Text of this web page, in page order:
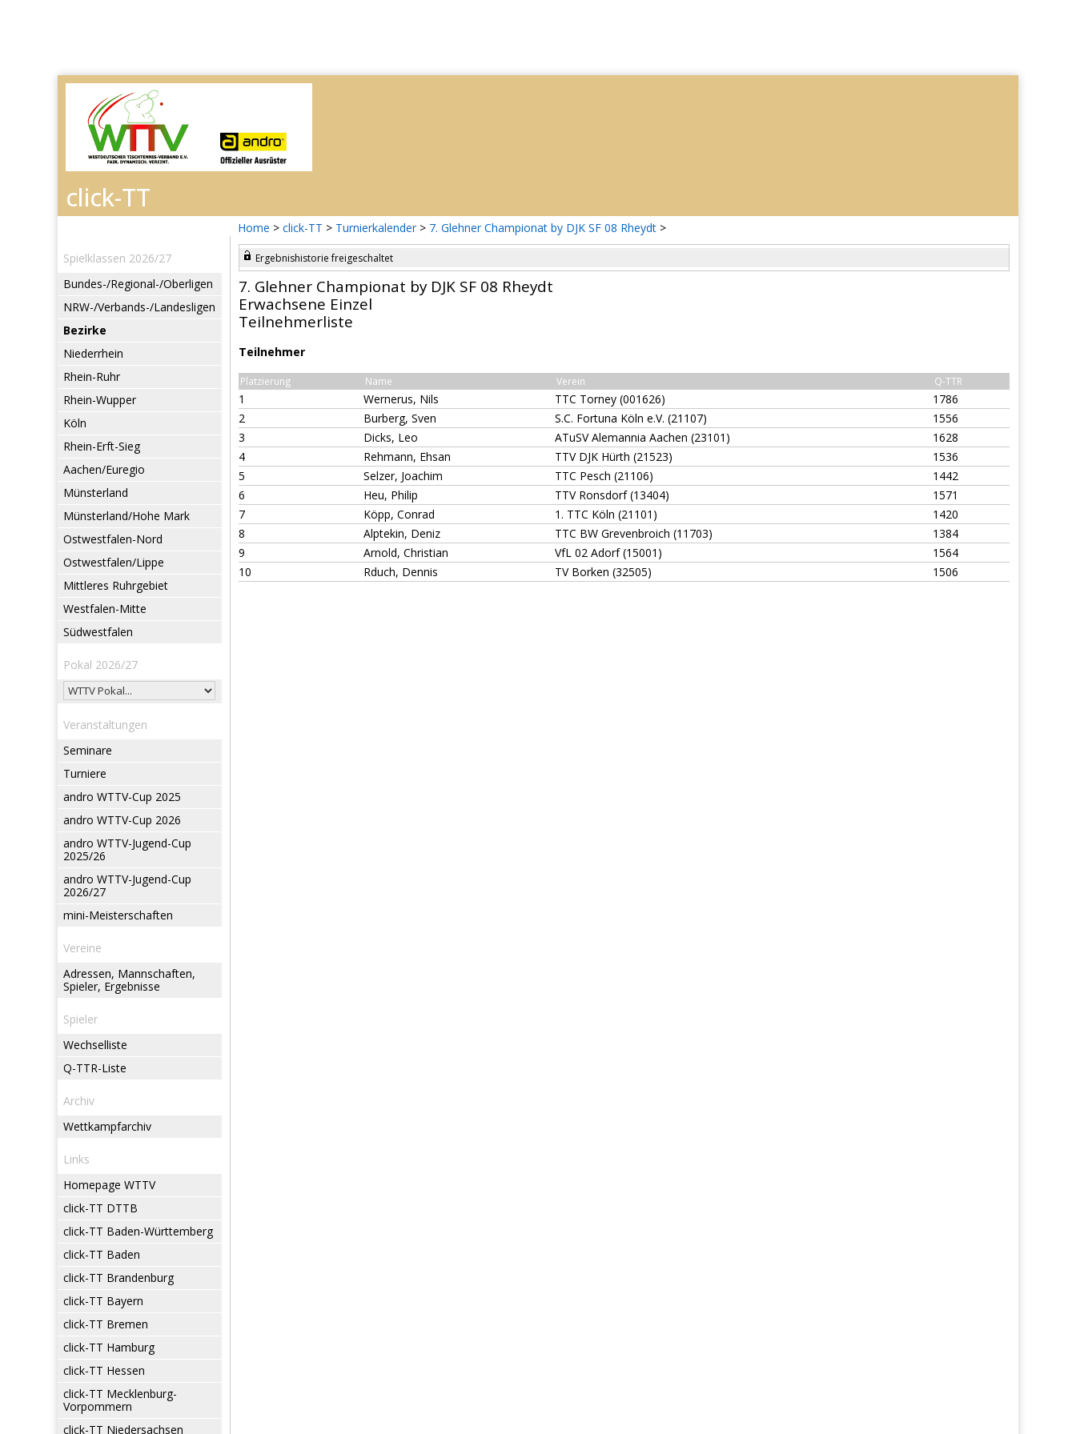
Home > click-TT > Turnierkalender > 7. Glehner Championat by DJK SF 08 Rheydt >
Spielklassen 2026/27
Bundes-/Regional-/Oberligen
NRW-/Verbands-/Landesligen
Bezirke
Niederrhein
Rhein-Ruhr
Rhein-Wupper
Köln
Rhein-Erft-Sieg
Aachen/Euregio
Münsterland
Münsterland/Hohe Mark
Ostwestfalen-Nord
Ostwestfalen/Lippe
Mittleres Ruhrgebiet
Westfalen-Mitte
Südwestfalen
Pokal 2026/27
Veranstaltungen
Seminare
Turniere
andro WTTV-Cup 2025
andro WTTV-Cup 2026
andro WTTV-Jugend-Cup
2025/26
andro WTTV-Jugend-Cup
2026/27
mini-Meisterschaften
Vereine
Adressen, Mannschaften,
Spieler, Ergebnisse
Spieler
Wechselliste
Q-TTR-Liste
Archiv
Wettkampfarchiv
Links
Homepage WTTV
click-TT DTTB
click-TT Baden-Württemberg
click-TT Baden
click-TT Brandenburg
click-TT Bayern
click-TT Bremen
click-TT Hamburg
click-TT Hessen
click-TT Mecklenburg-
Vorpommern
click-TT Niedersachsen
Ergebnishistorie freigeschaltet
7. Glehner Championat by DJK SF 08 Rheydt
Erwachsene Einzel
Teilnehmerliste
Teilnehmer
Platzierung Name Verein Q-TTR
1 Wernerus, Nils TTC Torney (001626)
1786
2
Burberg, Sven S.C. Fortuna Köln e.V. (21107)
1556
3
Dicks, Leo ATuSV Alemannia Aachen (23101)
1628
4
Rehmann, Ehsan TTV DJK Hürth (21523)
1536
5
Selzer, Joachim TTC Pesch (21106)
1442
6
Heu, Philip TTV Ronsdorf (13404)
1571
7
Köpp, Conrad 1. TTC Köln (21101)
1420
8
Alptekin, Deniz TTC BW Grevenbroich (11703)
1384
9
Arnold, Christian VfL 02 Adorf (15001)
1564
10
Rduch, Dennis TV Borken (32505) 1506